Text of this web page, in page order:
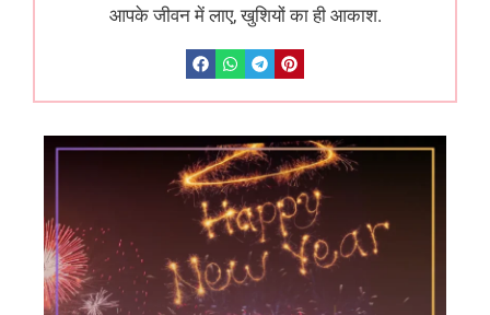
आपके जीवन में लाए, खुशियों का ही आकाश.